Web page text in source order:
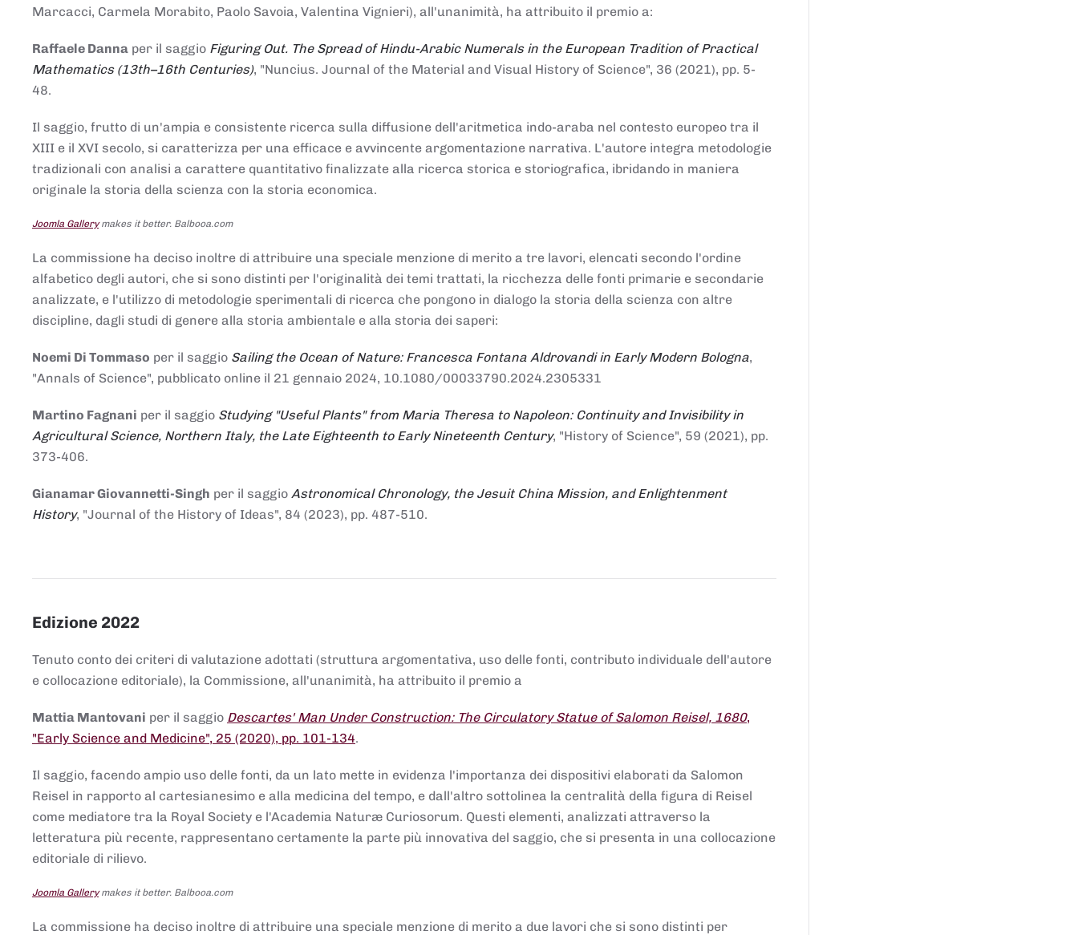
Marcacci, Carmela Morabito, Paolo Savoia, Valentina Vignieri), all'unanimità, ha attribuito il premio a:
Raffaele Danna per il saggio Figuring Out. The Spread of Hindu-Arabic Numerals in the European Tradition of Practical
Mathematics (13th–16th Centuries), "Nuncius. Journal of the Material and Visual History of Science", 36 (2021), pp. 5-
48.
Il saggio, frutto di un'ampia e consistente ricerca sulla diffusione dell'aritmetica indo-araba nel contesto europeo tra il
XIII e il XVI secolo, si caratterizza per una efficace e avvincente argomentazione narrativa. L'autore integra metodologie
tradizionali con analisi a carattere quantitativo finalizzate alla ricerca storica e storiografica, ibridando in maniera
originale la storia della scienza con la storia economica.
Joomla Gallerymakes it better. Balbooa.com
La commissione ha deciso inoltre di attribuire una speciale menzione di merito a tre lavori, elencati secondo l'ordine
alfabetico degli autori, che si sono distinti per l'originalità dei temi trattati, la ricchezza delle fonti primarie e secondarie
analizzate, e l'utilizzo di metodologie sperimentali di ricerca che pongono in dialogo la storia della scienza con altre
discipline, dagli studi di genere alla storia ambientale e alla storia dei saperi:
Noemi Di Tommaso per il saggio Sailing the Ocean of Nature: Francesca Fontana Aldrovandi in Early Modern Bologna,
"Annals of Science", pubblicato online il 21 gennaio 2024, 10.1080/00033790.2024.2305331
Martino Fagnani per il saggio Studying "Useful Plants" from Maria Theresa to Napoleon: Continuity and Invisibility in
Agricultural Science, Northern Italy, the Late Eighteenth to Early Nineteenth Century, "History of Science", 59 (2021), pp.
373-406.
Gianamar Giovannetti-Singh per il saggio Astronomical Chronology, the Jesuit China Mission, and Enlightenment
History, "Journal of the History of Ideas", 84 (2023), pp. 487-510.
Edizione 2022
Tenuto conto dei criteri di valutazione adottati (struttura argomentativa, uso delle fonti, contributo individuale dell'autore
e collocazione editoriale), la Commissione, all'unanimità, ha attribuito il premio a
Mattia Mantovani per il saggio Descartes' Man Under Construction: The Circulatory Statue of Salomon Reisel, 1680,
"Early Science and Medicine", 25 (2020), pp. 101-134.
Il saggio, facendo ampio uso delle fonti, da un lato mette in evidenza l'importanza dei dispositivi elaborati da Salomon
Reisel in rapporto al cartesianesimo e alla medicina del tempo, e dall'altro sottolinea la centralità della figura di Reisel
come mediatore tra la Royal Society e l'Academia Naturæ Curiosorum. Questi elementi, analizzati attraverso la
letteratura più recente, rappresentano certamente la parte più innovativa del saggio, che si presenta in una collocazione
editoriale di rilievo.
Joomla Gallerymakes it better. Balbooa.com
La commissione ha deciso inoltre di attribuire una speciale menzione di merito a due lavori che si sono distinti per